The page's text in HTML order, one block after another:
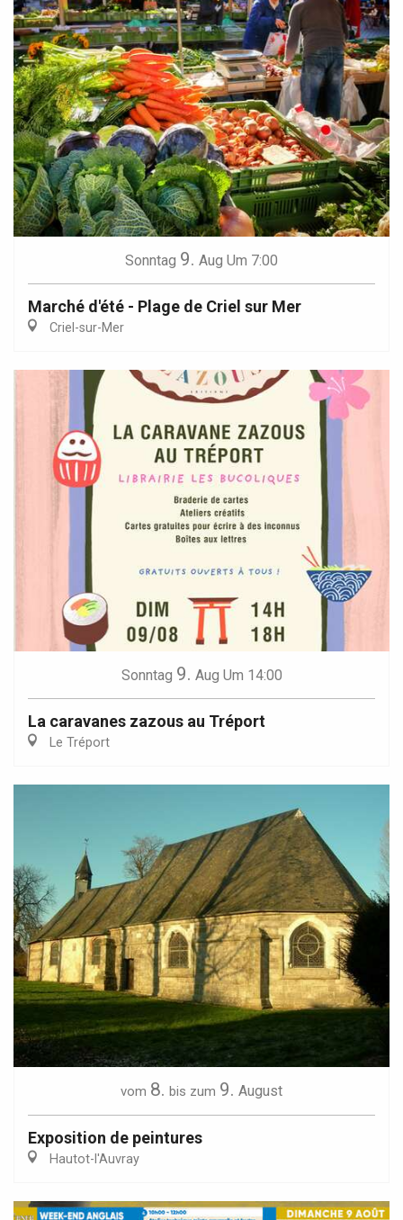
Sonntag 9. Aug Um 7:00
Marché d'été - Plage de Criel sur Mer
Criel-sur-Mer
Sonntag 9. Aug Um 14:00
La caravanes zazous au Tréport
Le Tréport
vom 8. bis zum 9. August
Exposition de peintures
Hautot-l'Auvray